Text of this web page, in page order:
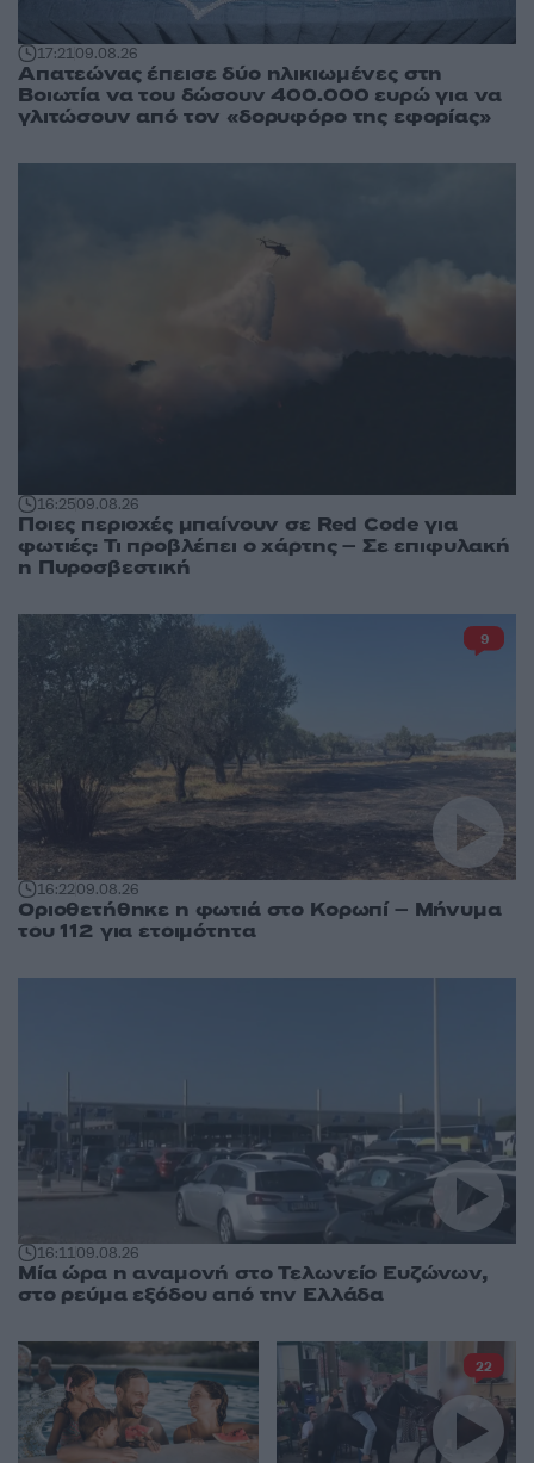
17:2109.08.26
Απατεώνας έπεισε δύο ηλικιωμένες στη
Βοιωτία να του δώσουν 400.000 ευρώ για να
γλιτώσουν από τον «δορυφόρο της εφορίας»
16:2509.08.26
Ποιες περιοχές μπαίνουν σε Red Code για
φωτιές: Τι προβλέπει ο χάρτης – Σε επιφυλακή
η Πυροσβεστική
16:2209.08.26
Οριοθετήθηκε η φωτιά στο Κορωπί – Μήνυμα
του 112 για ετοιμότητα
9
16:1109.08.26
Μία ώρα η αναμονή στο Τελωνείο Ευζώνων,
στο ρεύμα εξόδου από την Ελλάδα
22